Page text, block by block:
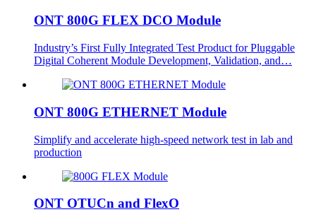
ONT 800G FLEX DCO Module
Industry’s First Fully Integrated Test Product for Pluggable
Digital Coherent Module Development, Validation, and…
ONT 800G ETHERNET Module
Simplify and accelerate high-speed network test in lab and
production
ONT OTUCn and FlexO